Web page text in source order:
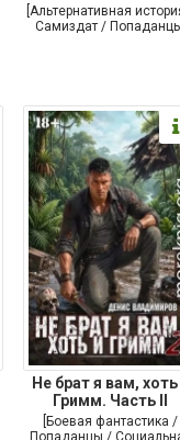
[Альтернативная
Самиздат /
Не брат я вам, хоть
Гримм. Часть II
[Боевая фантастика /
Попаданцы /